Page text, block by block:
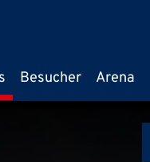
Besucher Arena